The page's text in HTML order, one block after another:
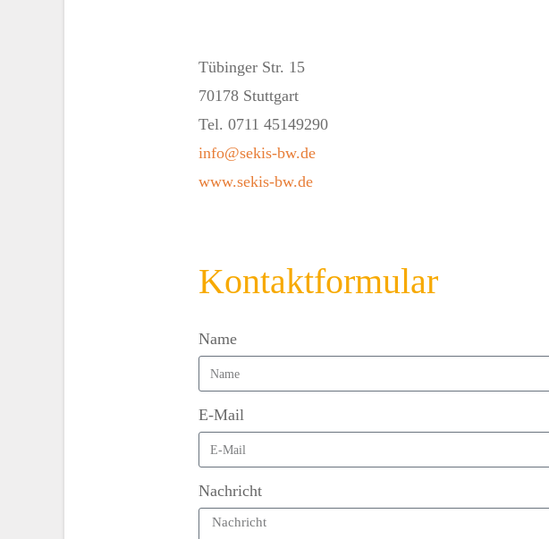
Tübinger Str. 15
70178 Stuttgart
Tel. 0711 45149290
info@sekis-bw.de
www.sekis-bw.de
Kontaktformular
Name
E-Mail
Nachricht